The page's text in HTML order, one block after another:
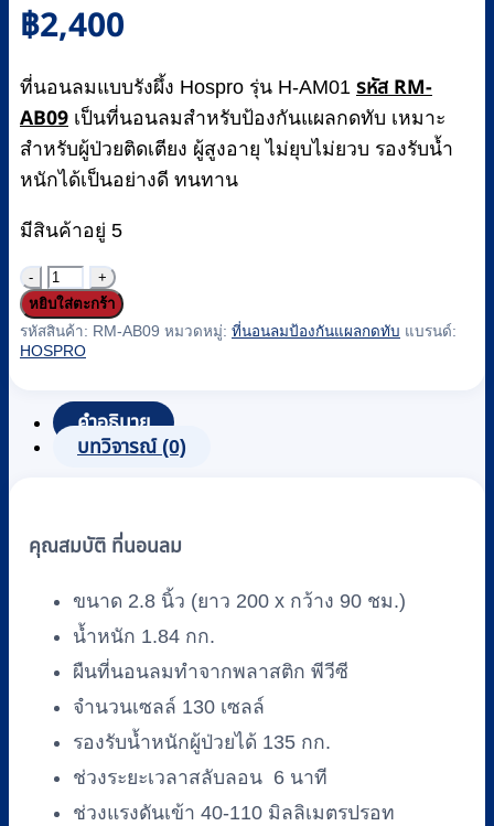
฿2,400
ที่นอนลมแบบรังผึ้ง Hospro รุ่น H-AM01 รหัส RM-
AB09 เป็นที่นอนลมสำหรับป้องกันแผลกดทับ เหมาะ
สำหรับผู้ป่วยติดเตียง ผู้สูงอายุ ไม่ยุบไม่ยวบ รองรับน้ำ
หนักได้เป็นอย่างดี ทนทาน
มีสินค้าอยู่ 5
จำนวน
ที่นอน
ลม
แผล
กด
ผึ้ง
Bubble
Mattress)
HOSPRO
รุ่น
H-
หยิบใส่ตะกร้า
รหัสสินค้า: RM-AB09 หมวดหมู่: ที่นอนลมป้องกันแผลกดทับ แบรนด์:
HOSPRO
คำอธิบาย
บทวิจารณ์ (0)
คุณสมบัติ ที่นอนลม
ขนาด 2.8 นิ้ว (ยาว 200 x กว้าง 90 ชม.)
น้ำหนัก 1.84 กก.
ผืนที่นอนลมทำจากพลาสติก พีวีซี
จำนวนเซลล์ 130 เซลล์
รองรับน้ำหนักผู้ป่วยได้ 135 กก.
ช่วงระยะเวลาสลับลอน 6 นาที
ช่วงแรงดันเข้า 40-110 มิลลิเมตรปรอท